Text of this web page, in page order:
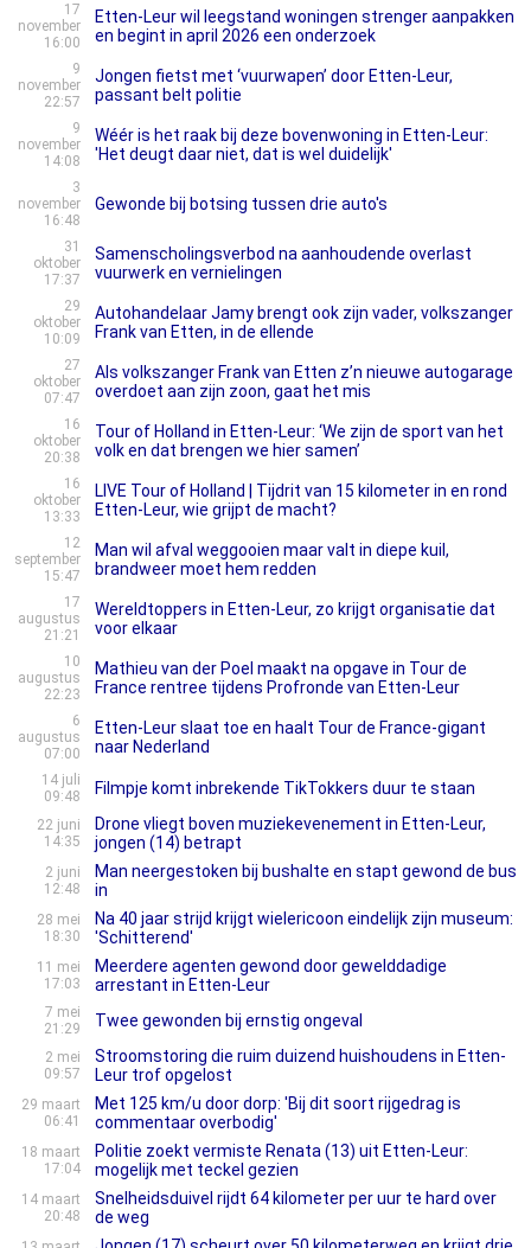
17
november
16:00
Etten-Leur wil leegstand woningen strenger aanpakken
en begint in april 2026 een onderzoek
9
november
22:57
Jongen fietst met ‘vuurwapen’ door Etten-Leur,
passant belt politie
9
november
14:08
Wéér is het raak bij deze bovenwoning in Etten-Leur:
'Het deugt daar niet, dat is wel duidelijk'
3
november
16:48
Gewonde bij botsing tussen drie auto's
31
oktober
17:37
Samenscholingsverbod na aanhoudende overlast
vuurwerk en vernielingen
29
oktober
10:09
Autohandelaar Jamy brengt ook zijn vader, volkszanger
Frank van Etten, in de ellende
27
oktober
07:47
Als volkszanger Frank van Etten z’n nieuwe autogarage
overdoet aan zijn zoon, gaat het mis
16
oktober
20:38
Tour of Holland in Etten-Leur: ‘We zijn de sport van het
volk en dat brengen we hier samen’
16
oktober
13:33
LIVE Tour of Holland | Tijdrit van 15 kilometer in en rond
Etten-Leur, wie grijpt de macht?
12
september
15:47
Man wil afval weggooien maar valt in diepe kuil,
brandweer moet hem redden
17
augustus
21:21
Wereldtoppers in Etten-Leur, zo krijgt organisatie dat
voor elkaar
10
augustus
22:23
Mathieu van der Poel maakt na opgave in Tour de
France rentree tijdens Profronde van Etten-Leur
6
augustus
07:00
Etten-Leur slaat toe en haalt Tour de France-gigant
naar Nederland
14 juli
09:48
Filmpje komt inbrekende TikTokkers duur te staan
22 juni
14:35
Drone vliegt boven muziekevenement in Etten-Leur,
jongen (14) betrapt
2 juni
12:48
Man neergestoken bij bushalte en stapt gewond de bus
in
28 mei
18:30
Na 40 jaar strijd krijgt wielericoon eindelijk zijn museum:
'Schitterend'
11 mei
17:03
Meerdere agenten gewond door gewelddadige
arrestant in Etten-Leur
7 mei
21:29
Twee gewonden bij ernstig ongeval
2 mei
09:57
Stroomstoring die ruim duizend huishoudens in Etten-
Leur trof opgelost
29 maart
06:41
Met 125 km/u door dorp: 'Bij dit soort rijgedrag is
commentaar overbodig'
18 maart
17:04
Politie zoekt vermiste Renata (13) uit Etten-Leur:
mogelijk met teckel gezien
14 maart
20:48
Snelheidsduivel rijdt 64 kilometer per uur te hard over
de weg